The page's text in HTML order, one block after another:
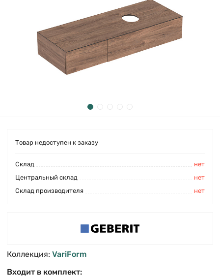
Товар недоступен к заказу
Cклад
нет
Центральный склад
нет
Склад производителя
нет
Коллекция: VariForm
Входит в комплект: